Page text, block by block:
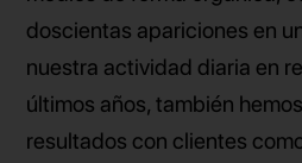
doscientas apariciones en
nuestra actividad diaria en
últimos años, también
resultados con clientes